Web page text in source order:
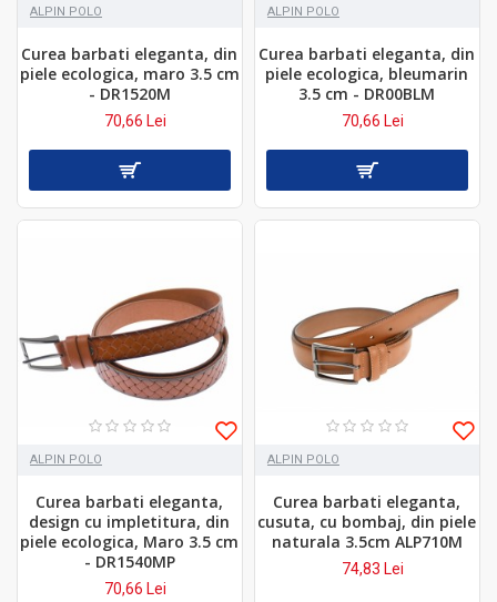
ALPIN POLO
Curea barbati eleganta, din
piele ecologica, maro 3.5 cm
- DR1520M
70,66 Lei
ALPIN POLO
Curea barbati eleganta, din
piele ecologica, bleumarin
3.5 cm - DR00BLM
70,66 Lei
ALPIN POLO
Curea barbati eleganta,
design cu impletitura, din
piele ecologica, Maro 3.5 cm
- DR1540MP
70,66 Lei
ALPIN POLO
Curea barbati eleganta,
cusuta, cu bombaj, din piele
naturala 3.5cm ALP710M
74,83 Lei